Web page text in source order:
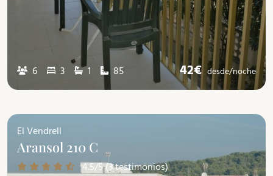
6 3 1 85 42€ desde/noche
El Vendrell
Aransol 210 C
4.5/5 (3 testimonios)